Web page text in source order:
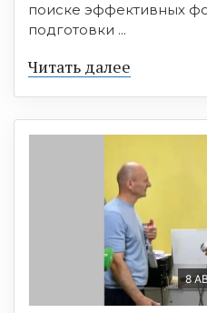
поиске эффективных
подготовки ...
Читать далее
8